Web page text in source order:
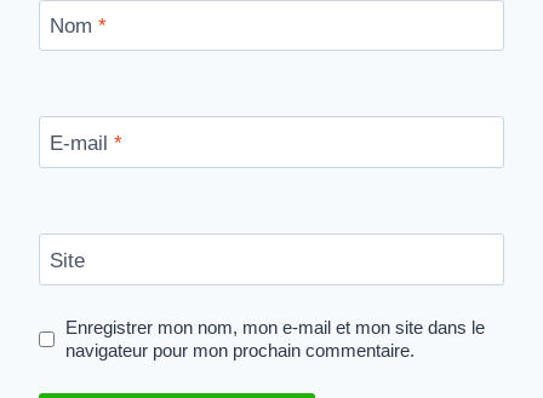
Nom *
E-mail *
Site
Enregistrer mon nom, mon e-mail et mon site dans le
navigateur pour mon prochain commentaire.